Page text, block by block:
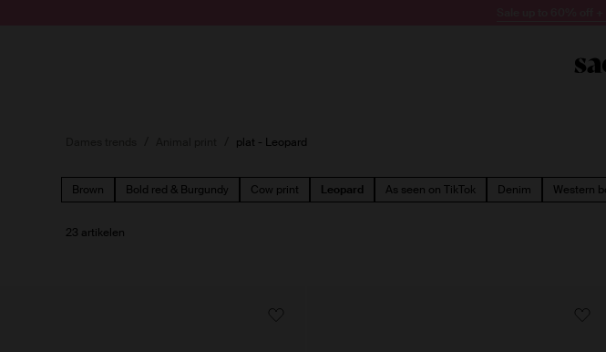
plat - Leopard
Brown Bold red & Burgundy Cow print Leopard As seen on TikTok Denim Western
23 artikelen